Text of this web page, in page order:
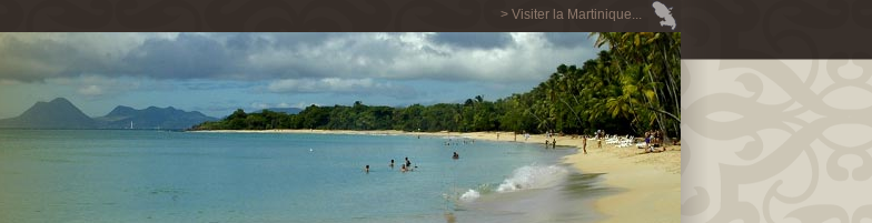
> Visiter la Martinique...